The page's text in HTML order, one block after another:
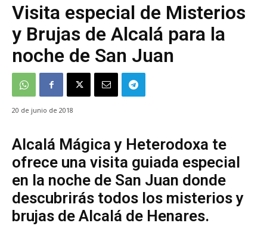
Visita especial de Misterios
y Brujas de Alcalá para la
noche de San Juan
20 de junio de 2018
Alcalá Mágica y Heterodoxa te
ofrece una visita guiada especial
en la noche de San Juan donde
descubrirás todos los misterios y
brujas de Alcalá de Henares.